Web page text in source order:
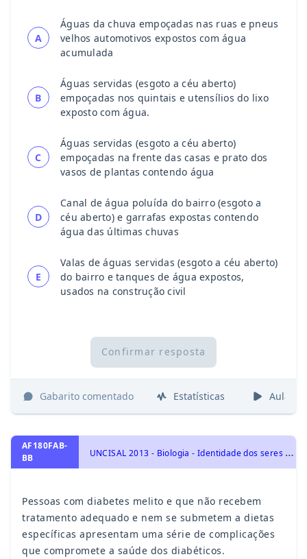
A
Águas da chuva empoçadas nas ruas e pneus
velhos automotivos expostos com água
acumulada
B
Águas servidas (esgoto a céu aberto)
empoçadas nos quintais e utensílios do lixo
exposto com água.
C
Águas servidas (esgoto a céu aberto)
empoçadas na frente das casas e prato dos
vasos de plantas contendo água
D
Canal de água poluída do bairro (esgoto a
céu aberto) e garrafas expostas contendo
água das últimas chuvas
E
Valas de águas servidas (esgoto a céu aberto)
do bairro e tanques de água expostos,
usados na construção civil
Confirmar resposta
Gabarito comentado Estatísticas Aulas
AF180FAB-
BB
U
NCISAL 2013 - Biologia - Identidade dos seres vivos, Sistema Endócrino Humano
Pessoas com diabetes melito e que não recebem
tratamento adequado e nem se submetem a dietas
específicas apresentam uma série de complicações
que compromete a saúde dos diabéticos.